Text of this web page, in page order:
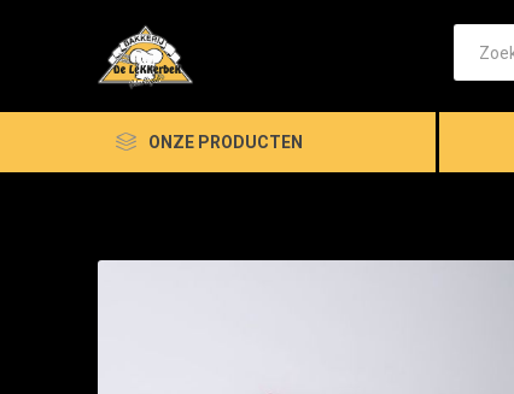
ONZE PRODUCTEN